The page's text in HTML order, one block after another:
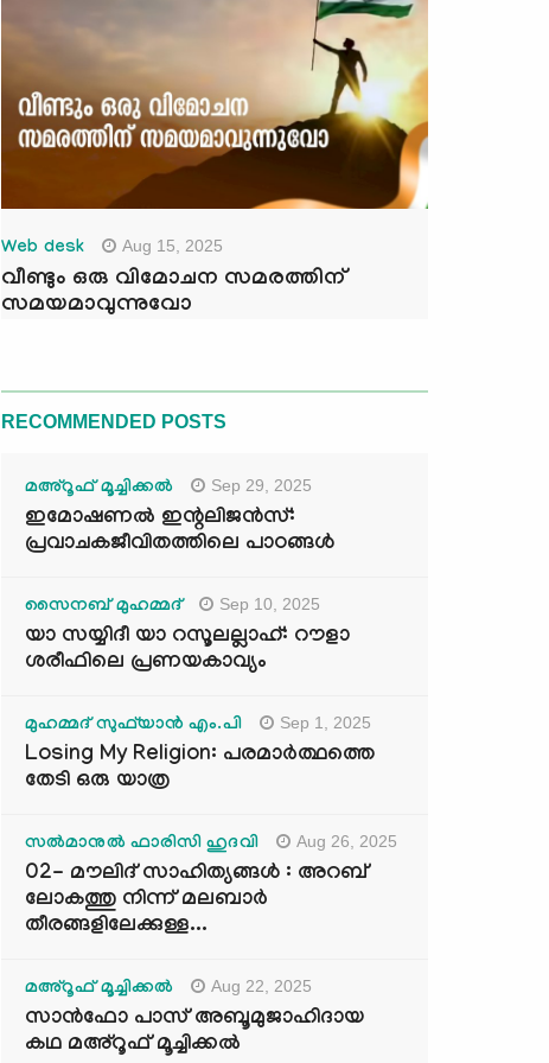
Web desk Aug 15, 2025
വീണ്ടും ഒരു വിമോചന സമരത്തിന്
സമയമാവുന്നുവോ
RECOMMENDED POSTS
മഅ്റൂഫ് മൂച്ചിക്കല്‍ Sep 29, 2025
ഇമോഷണൽ ഇന്റലിജൻസ്:
പ്രവാചകജീവിതത്തിലെ പാഠങ്ങൾ
സൈനബ് മുഹമ്മദ് Sep 10, 2025
യാ സയ്യിദീ യാ റസൂലല്ലാഹ്: റൗളാ
ശരീഫിലെ പ്രണയകാവ്യം
മുഹമ്മദ് സുഫ്‌യാൻ എം.പി Sep 1, 2025
Losing My Religion: പരമാർത്ഥത്തെ
തേടി ഒരു യാത്ര
സൽമാനുൽ ഫാരിസി ഹുദവി Aug 26, 2025
02- മൗലിദ് സാഹിത്യങ്ങൾ : അറബ്
ലോകത്തു നിന്ന് മലബാർ
തീരങ്ങളിലേക്കുള്ള...
മഅ്റൂഫ് മൂച്ചിക്കല്‍ Aug 22, 2025
സാൻഫോ പാസ് അബൂമുജാഹിദായ
കഥ മഅ്റൂഫ് മൂച്ചിക്കല്‍